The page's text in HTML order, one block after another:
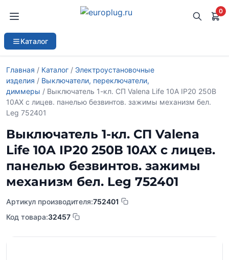
0
Каталог
Главная / Каталог / Электроустановочные
изделия / Выключатели, переключатели,
диммеры / Выключатель 1-кл. СП Valena Life 10А IP20 250В
10AX с лицев. панелью безвинтов. зажимы механизм бел.
Leg 752401
Выключатель 1-кл. СП Valena
Life 10А IP20 250В 10AX с лицев.
панелью безвинтов. зажимы
механизм бел. Leg 752401
Артикул производителя:752401
Код товара:32457